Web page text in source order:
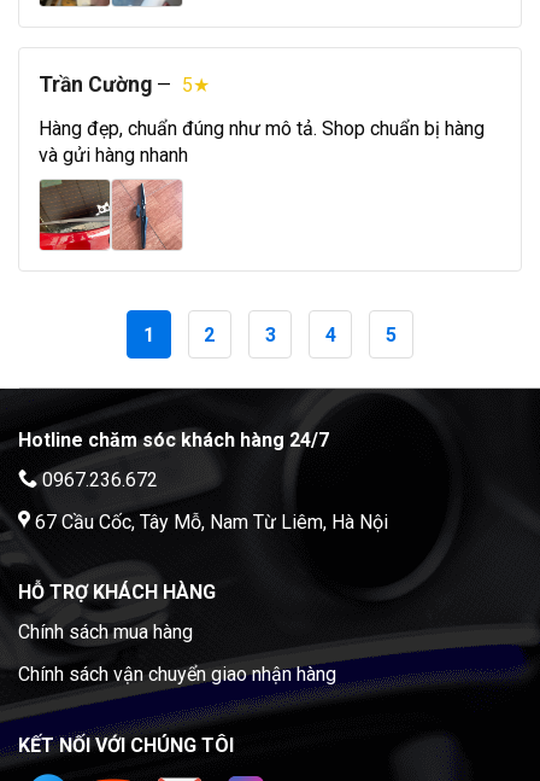
Trần Cường — 5★
Hàng đẹp, chuẩn đúng như mô tả. Shop chuẩn bị hàng
và gửi hàng nhanh
1 2 3 4 5
Hotline chăm sóc khách hàng 24/7
0967.236.672
67 Cầu Cốc, Tây Mỗ, Nam Từ Liêm, Hà Nội
HỖ TRỢ KHÁCH HÀNG
Chính sách mua hàng
Chính sách vận chuyển giao nhận hàng
KẾT NỐI VỚI CHÚNG TÔI